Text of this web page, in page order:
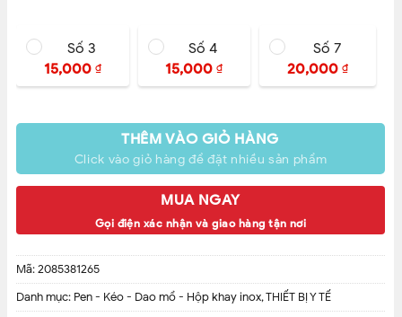
Số 3
15,000 ₫
Số 4
15,000₫
Số 7
20,000₫
THÊM VÀO GIỎ HÀNG
Click vào giỏ hàng để đặt nhiều sản phẩm
MUA NGAY
Gọi điện xác nhận và giao hàng tận nơi
Mã:2085381265
Danh mục: Pen - Kéo - Dao mổ - Hộp khay inox,THIẾT BỊ Y TẾ